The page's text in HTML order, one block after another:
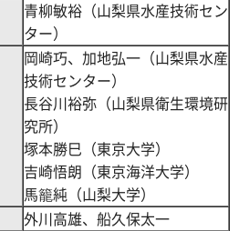
青柳敏裕（山梨県水産技術セン
ター）
岡崎巧、加地弘一（山梨県水産
技術センター）
長谷川裕弥（山梨県衛生環境研
究所）
塚本勝巳（東京大学）
吉崎悟朗（東京海洋大学）
馬籠純（山梨大学）
外川高雄、船久保太一